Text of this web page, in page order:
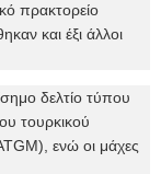
πρακτορείο
και έξι άλλοι
δελτίο τύπου
τουρκικού
ενώ οι μάχες